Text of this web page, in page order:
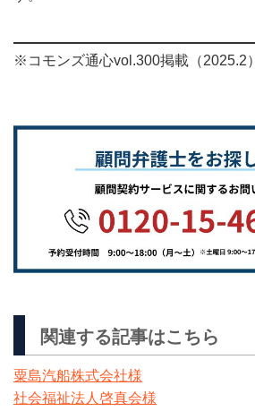
※コモンズ通心vol.300掲載（2025.2）
関連する記事はこちら
粟島汽船株式会社様
社会福祉法人啓真会様